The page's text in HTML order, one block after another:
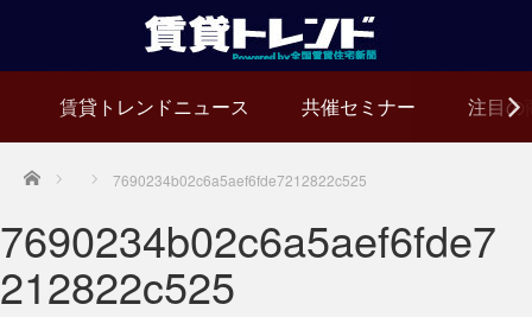
賃貸トレンドニュース 共催セミナー 注目の
Home 7690234b02c6a5aef6fde7212822c525
7690234b02c6a5aef6fde7
212822c525